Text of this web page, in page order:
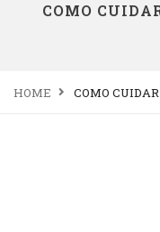
COMO
HOME COMO